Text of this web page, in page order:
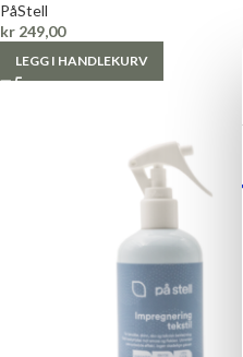
PåStell
kr 249,00
LEGG I HANDLEKURV